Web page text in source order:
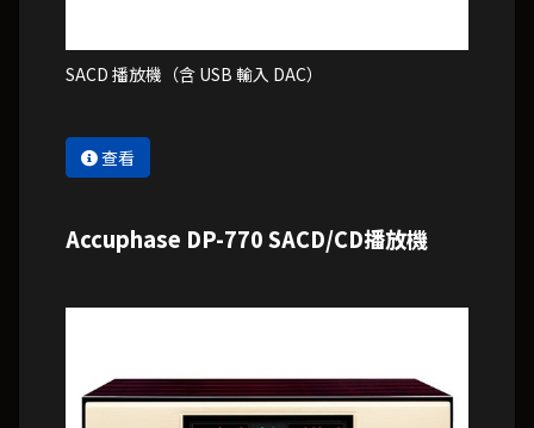
SACD 播放機（含 USB 輸入 DAC）
查看
Accuphase DP-770 SACD/CD播放機